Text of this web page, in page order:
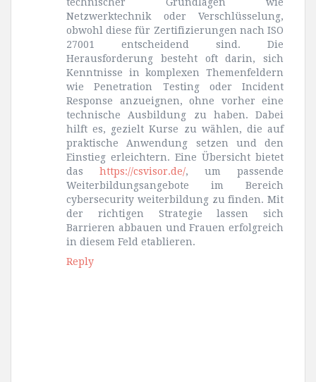
Netzwerktechnik oder Verschlüsselung,
obwohl diese für Zertifizierungen nach ISO
27001 entscheidend sind. Die
Herausforderung besteht oft darin, sich
Kenntnisse in komplexen Themenfeldern
wie Penetration Testing oder Incident
Response anzueignen, ohne vorher eine
technische Ausbildung zu haben. Dabei
hilft es, gezielt Kurse zu wählen, die auf
praktische Anwendung setzen und den
Einstieg erleichtern. Eine Übersicht bietet
das https://csvisor.de/, um passende
Weiterbildungsangebote im Bereich
cybersecurity weiterbildung zu finden. Mit
der richtigen Strategie lassen sich
Barrieren abbauen und Frauen erfolgreich
in diesem Feld etablieren.
Reply